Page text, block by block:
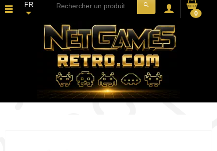
FR
search
0